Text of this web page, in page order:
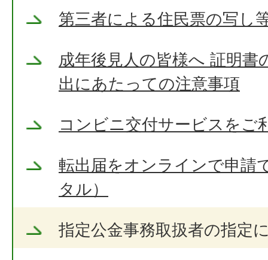
第三者による住民票の写し
成年後見人の皆様へ 証明書
出にあたっての注意事項
コンビニ交付サービスをご
転出届をオンラインで申請
タル）
指定公金事務取扱者の指定